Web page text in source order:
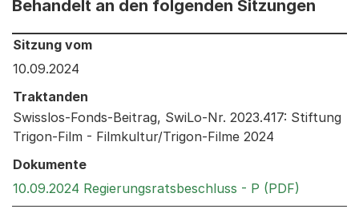
Behandelt an den folgenden Sitzungen
Behandelt an den folgenden Sitzungen: Informationen
Sitzung vom
10.09.2024
Traktanden
Swisslos-Fonds-Beitrag, SwiLo-Nr. 2023.417: Stiftung
Trigon-Film - Filmkultur/Trigon-Filme 2024
Dokumente
10.09.2024 Regierungsratsbeschluss - P (PDF)